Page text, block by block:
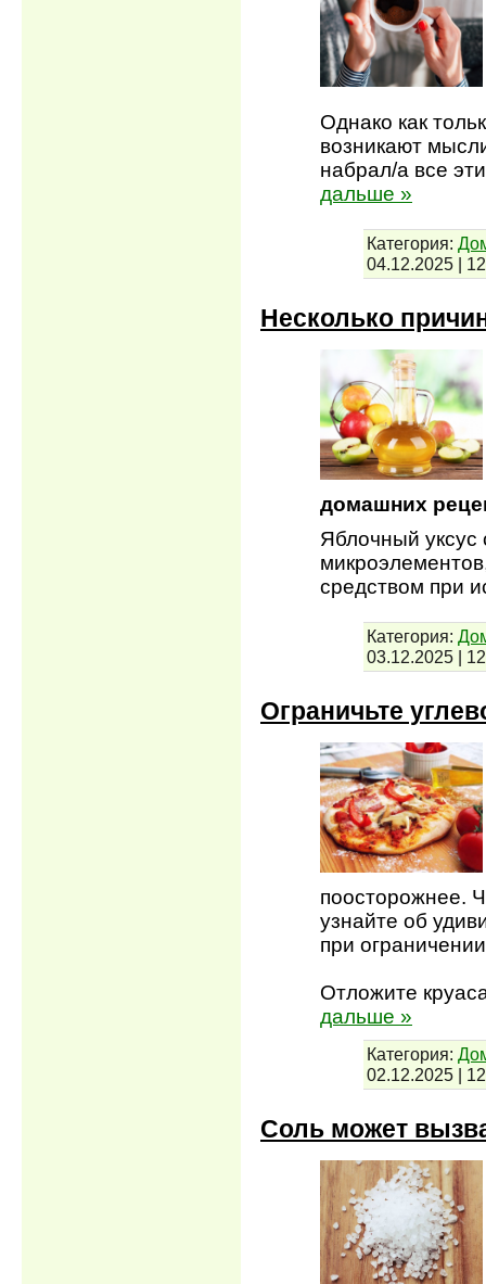
Однако как
возникают
набрал/а все
дальше »
Категория:
04.12.2025 |
Несколько
домашних
Яблочный
средством при
Категория:
03.12.2025 |
Ограничьте
поосторожнее.
узнайте об
при
Отложите
дальше »
Категория:
02.12.2025 |
Соль может